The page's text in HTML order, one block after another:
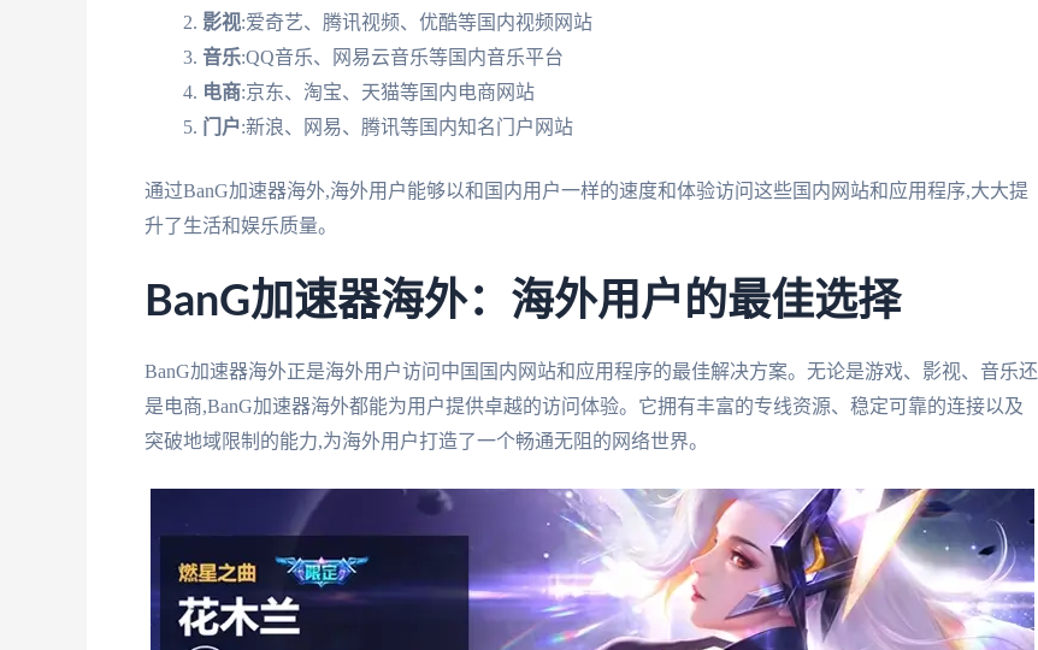
影视:爱奇艺、腾讯视频、优酷等国内视频网站
音乐:QQ音乐、网易云音乐等国内音乐平台
电商:京东、淘宝、天猫等国内电商网站
门户:新浪、网易、腾讯等国内知名门户网站
通过BanG加速器海外,海外用户能够以和国内用户一样的速度和体验访问这些国内网站和应用程序,大大提
升了生活和娱乐质量。
BanG加速器海外：海外用户的最佳选择
BanG加速器海外正是海外用户访问中国国内网站和应用程序的最佳解决方案。无论是游戏、影视、音乐还
是电商,BanG加速器海外都能为用户提供卓越的访问体验。它拥有丰富的专线资源、稳定可靠的连接以及
突破地域限制的能力,为海外用户打造了一个畅通无阻的网络世界。